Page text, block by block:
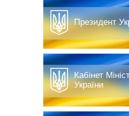
Президент
Кабінет
України